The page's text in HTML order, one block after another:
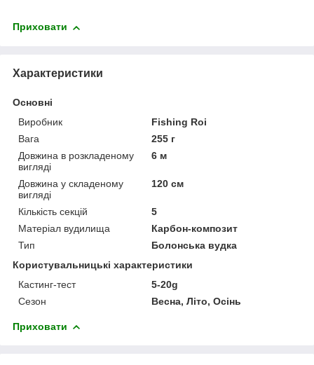
Приховати
Характеристики
Основні
Виробник
Fishing Roi
Вага
255 г
Довжина в розкладеному
вигляді
6 м
Довжина у складеному
вигляді
120 см
Кількість секцій
5
Матеріал вудилища
Карбон-композит
Тип
Болонська вудка
Користувальницькі характеристики
Кастинг-тест
5-20g
Сезон
Весна, Літо, Осінь
Приховати